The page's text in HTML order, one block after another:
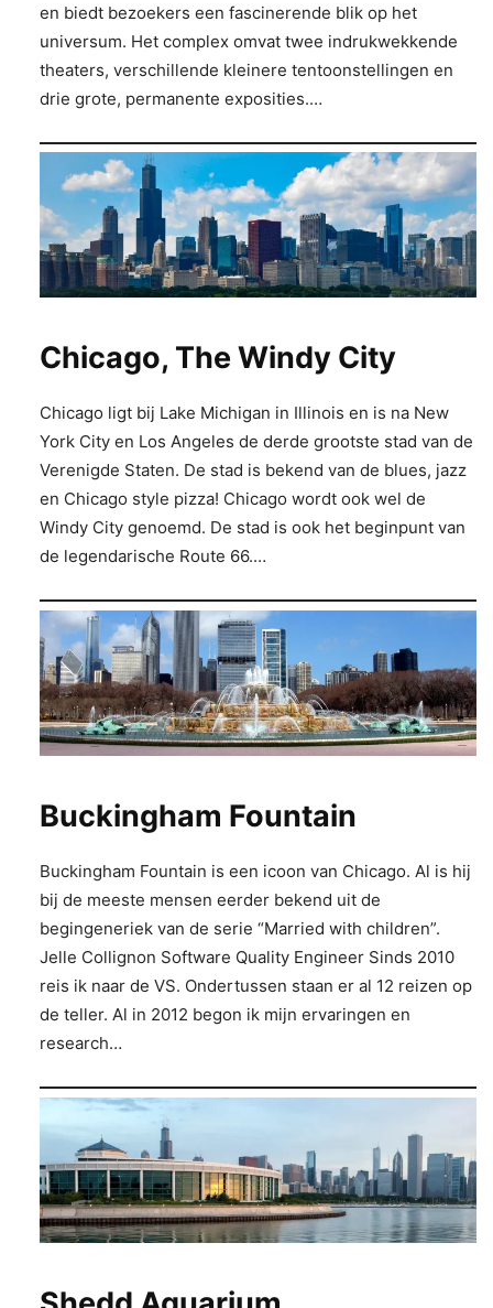
en biedt bezoekers een fascinerende blik op het
universum. Het complex omvat twee indrukwekkende
theaters, verschillende kleinere tentoonstellingen en
drie grote, permanente exposities.…
Chicago, The Windy City
Chicago ligt bij Lake Michigan in Illinois en is na New
York City en Los Angeles de derde grootste stad van de
Verenigde Staten. De stad is bekend van de blues, jazz
en Chicago style pizza! Chicago wordt ook wel de
Windy City genoemd. De stad is ook het beginpunt van
de legendarische Route 66.…
Buckingham Fountain
Buckingham Fountain is een icoon van Chicago. Al is hij
bij de meeste mensen eerder bekend uit de
begingeneriek van de serie “Married with children”.
Jelle Collignon Software Quality Engineer Sinds 2010
reis ik naar de VS. Ondertussen staan er al 12 reizen op
de teller. Al in 2012 begon ik mijn ervaringen en
research…